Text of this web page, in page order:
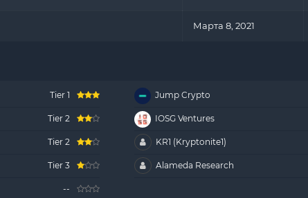
Марта 8, 2021
Tier 1 Jump Crypto
Tier 2 IOSG Ventures
Tier 2 KR1 (Kryptonite1)
Tier 3 Alameda Research
--